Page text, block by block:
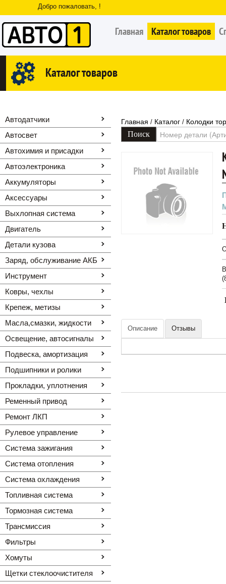
Добро пожаловать, !
Главная Каталог товаров
Каталог товаров
Автодатчики
Автосвет
Автохимия и присадки
Автоэлектроника
Аккумуляторы
Аксессуары
Выхлопная система
Двигатель
Детали кузова
Заряд, обслуживание АКБ
Инструмент
Ковры, чехлы
Крепеж, метизы
Масла,смазки, жидкости
Освещение, автоcигналы
Подвеска, амортизация
Подшипники и ролики
Прокладки, уплотнения
Ременный привод
Ремонт ЛКП
Рулевое управление
Система зажигания
Система отопления
Система охлаждения
Топливная система
Тормозная система
Трансмиссия
Фильтры
Хомуты
Щетки стеклоочистителя
Главная / Каталог / Колодки
Описание Отзывы